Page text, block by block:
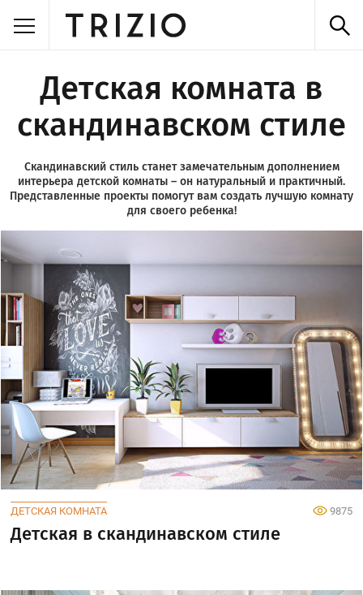
Детская комната в
скандинавском стиле
Скандинавский стиль станет замечательным дополнением
интерьера детской комнаты – он натуральный и практичный.
Представленные проекты помогут вам создать лучшую комнату
для своего ребенка!
ДЕТСКАЯ КОМНАТА 9875
Детская в скандинавском стиле